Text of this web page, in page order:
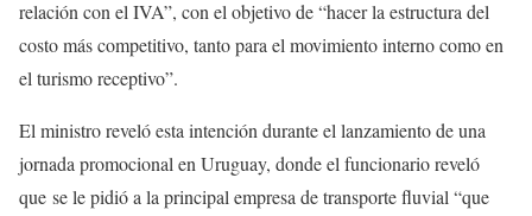
relación con el IVA”, con el objetivo de “hacer la estructura del
costo más competitivo, tanto para el movimiento interno como en
el turismo receptivo”.
El ministro reveló esta intención durante el lanzamiento de una
jornada promocional en Uruguay, donde el funcionario reveló
que se le pidió a la principal empresa de transporte fluvial “que